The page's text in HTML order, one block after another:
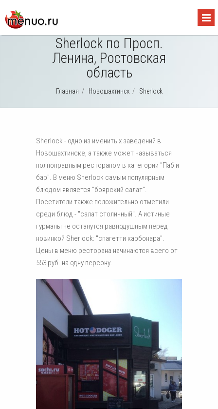
Sherlock по Просп.
Ленина, Ростовская
область
Главная / Новошахтинск / Sherlock
Sherlock - одно из именитых заведений в
Новошахтинске, а также может называться
полноправным рестораном в категории "Паб и
бар". В меню Sherlock самым популярным
блюдом является "боярский салат".
Посетители также положительно отметили
среди блюд - "салат столичный". А истиные
гурманы не останутся равнодушным перед
новинкой Sherlock: "спагетти карбонара".
Цены в меню ресторана начинаются всего от
553 руб. на одну персону.